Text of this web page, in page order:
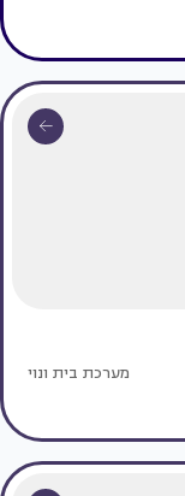
מערכת בית ונוי